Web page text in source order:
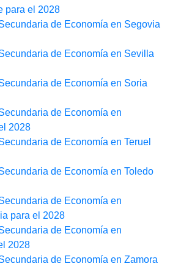
para el 2028
de Economía en Segovia
de Economía en Sevilla
de Economía en Soria
de Economía en
2028
de Economía en Teruel
de Economía en Toledo
de Economía en
para el 2028
de Economía en
2028
de Economía en Zamora